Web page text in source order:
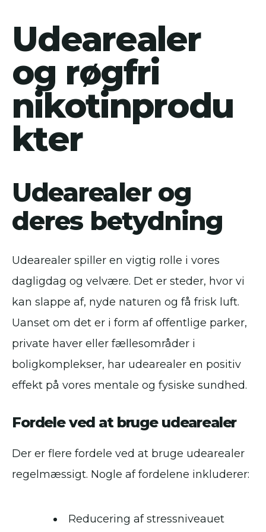
Udearealer
og røgfri
nikotinprodu
kter
Udearealer og
deres betydning
Udearealer spiller en vigtig rolle i vores
dagligdag og velvære. Det er steder, hvor vi
kan slappe af, nyde naturen og få frisk luft.
Uanset om det er i form af offentlige parker,
private haver eller fællesområder i
boligkomplekser, har udearealer en positiv
effekt på vores mentale og fysiske sundhed.
Fordele ved at bruge udearealer
Der er flere fordele ved at bruge udearealer
regelmæssigt. Nogle af fordelene inkluderer:
Reducering af stressniveauet